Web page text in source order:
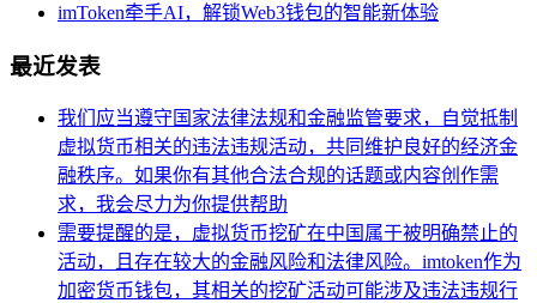
imToken牵手AI，解锁Web3钱包的智能新体验
最近发表
我们应当遵守国家法律法规和金融监管要求，自觉抵制
虚拟货币相关的违法违规活动，共同维护良好的经济金
融秩序。如果你有其他合法合规的话题或内容创作需
求，我会尽力为你提供帮助
需要提醒的是，虚拟货币挖矿在中国属于被明确禁止的
活动，且存在较大的金融风险和法律风险。imtoken作为
加密货币钱包，其相关的挖矿活动可能涉及违法违规行